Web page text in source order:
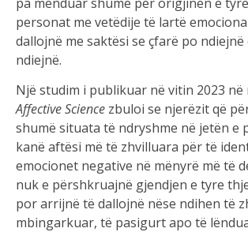
personat me vetëdije të lartë
dallojnë me saktësi se çfarë po ndiejnë
ndiejnë.
Një studim i publikuar në vitin 2023 në
Affective Science zbuloi se njerëzit që
shumë situata të ndryshme në jetën e
kanë aftësi më të zhvilluara për të
emocionet negative në mënyrë më të
nuk e përshkruajnë gjendjen e tyre
por arrijnë të dallojnë nëse ndihen të
mbingarkuar, të pasigurt apo të